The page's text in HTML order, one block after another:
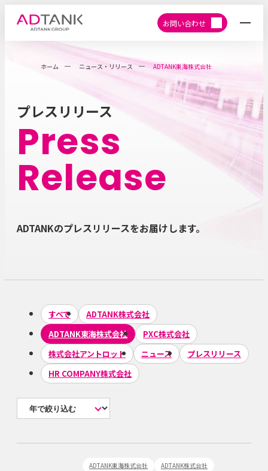
お問い合わせ
ホーム ニュース・リリース ADTANK東海株式会社
プレスリリース
Press
Release
ADTANKのプレスリリースをお届けします。
すべて
ADTANK株式会社
ADTANK東海株式会社
PXC株式会社
株式会社アントロット
ニュース
プレスリリース
HR COMPANY株式会社
ADTANK東海株式会社
ADTANK株式会社